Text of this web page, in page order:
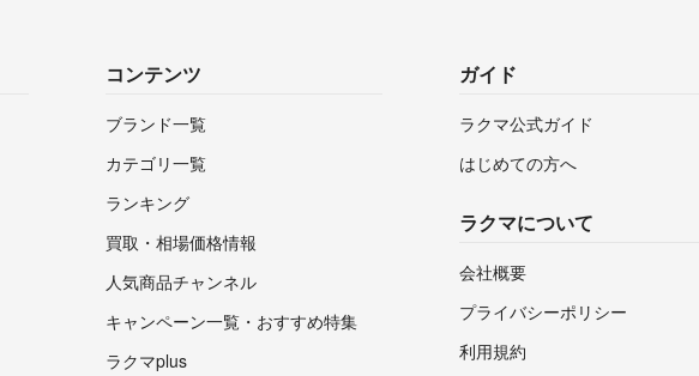
コンテンツ
ブランド一覧
カテゴリ一覧
ランキング
買取・相場価格情報
人気商品チャンネル
キャンペーン一覧・おすすめ特集
ラクマplus
ガイド
ラクマ公式ガイド
はじめての方へ
ラクマについて
会社概要
プライバシーポリシー
利用規約